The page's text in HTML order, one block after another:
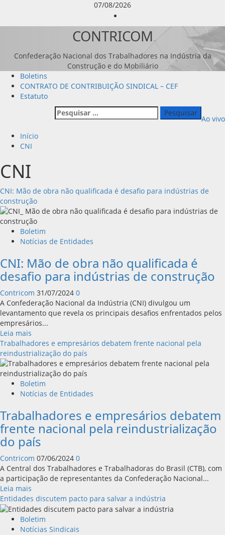
o
07/08/2026
CONTRICOM
Confederação Nacional dos Trabalhadores na Indústria da
Construção e do Mobiliário
Menu
principal
Boletins
CONTRATO DE CONTRIBUIÇÃO SINDICAL – CEF
Estatuto
Pesquisar
por:
Ao vivo
Início
CNI
CNI
CNI: Mão de obra não qualificada é desafio para indústrias de
construção
Boletim
Notícias de Entidades
CNI: Mão de obra não qualificada é
desafio para indústrias de construção
Contricom 31/07/2024 0
A Confederação Nacional da Indústria (CNI) divulgou um
levantamento que revela os principais desafios enfrentados pelos
empresários...
Leia mais
mais
sobre
CNI:
Mão
de
obra
qualificada
é
desafio
para
indústrias
de
construção
Trabalhadores e empresários debatem frente nacional pela
reindustrialização do país
Boletim
Notícias de Entidades
Trabalhadores e empresários debatem
frente nacional pela reindustrialização
do país
Contricom 07/06/2024 0
A Central dos Trabalhadores e Trabalhadoras do Brasil (CTB), com
a participação de representantes da Confederação Nacional...
Leia mais
mais
sobre
Trabalhadores
e
Entidades discutem pacto para salvar a indústria
Boletim
Notícias Sindicais